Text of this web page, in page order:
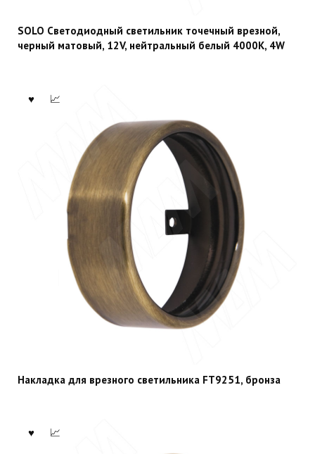
SOLO Светодиодный светильник точечный врезной,
черный матовый, 12V, нейтральный белый 4000К, 4W
Накладка для врезного светильника FT9251, бронза